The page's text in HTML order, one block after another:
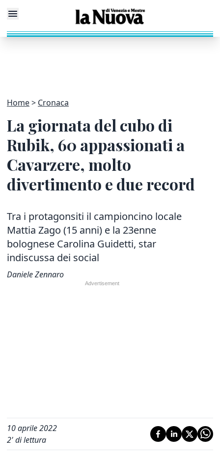
Home Cronaca
La giornata del cubo di
Rubik, 60 appassionati a
Cavarzere, molto
divertimento e due record
Tra i protagonsiti il campioncino locale
Mattia Zago (15 anni) e la 23enne
bolognese Carolina Guidetti, star
indiscussa dei social
Daniele Zennaro
10 aprile 2022
2' di lettura